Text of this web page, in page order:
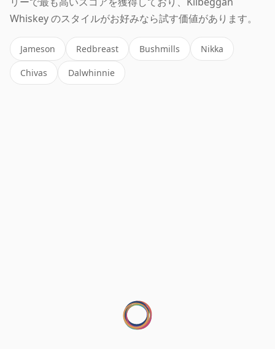
Whiskey のスタイルがお好みなら試す価値があります。
Jameson Redbreast Bushmills Nikka
Chivas Dalwhinnie